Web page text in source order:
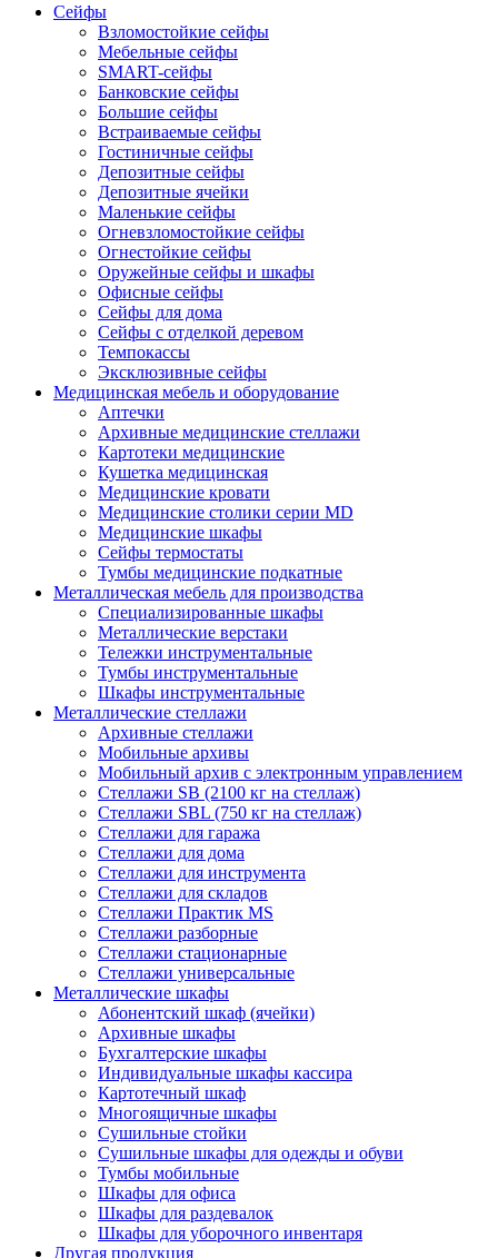
Сейфы
Взломостойкие сейфы
Мебельные сейфы
SMART-сейфы
Банковские сейфы
Большие сейфы
Встраиваемые сейфы
Гостиничные сейфы
Депозитные сейфы
Депозитные ячейки
Маленькие сейфы
Огневзломостойкие сейфы
Огнестойкие сейфы
Оружейные сейфы и шкафы
Офисные сейфы
Сейфы для дома
Сейфы с отделкой деревом
Темпокассы
Эксклюзивные сейфы
Медицинская мебель и оборудование
Аптечки
Архивные медицинские стеллажи
Картотеки медицинские
Кушетка медицинская
Медицинские кровати
Медицинские столики серии MD
Медицинские шкафы
Сейфы термостаты
Тумбы медицинские подкатные
Металлическая мебель для производства
Cпециализированные шкафы
Металлические верстаки
Тележки инструментальные
Тумбы инструментальные
Шкафы инструментальные
Металлические стеллажи
Архивные стеллажи
Мобильные архивы
Мобильный архив с электронным управлением
Стеллажи SB (2100 кг на стеллаж)
Стеллажи SBL (750 кг на стеллаж)
Стеллажи для гаража
Стеллажи для дома
Стеллажи для инструмента
Стеллажи для складов
Стеллажи Практик MS
Стеллажи разборные
Стеллажи стационарные
Стеллажи универсальные
Металлические шкафы
Абонентский шкаф (ячейки)
Архивные шкафы
Бухгалтерские шкафы
Индивидуальные шкафы кассира
Картотечный шкаф
Многоящичные шкафы
Сушильные стойки
Сушильные шкафы для одежды и обуви
Тумбы мобильные
Шкафы для офиса
Шкафы для раздевалок
Шкафы для уборочного инвентаря
Другая продукция